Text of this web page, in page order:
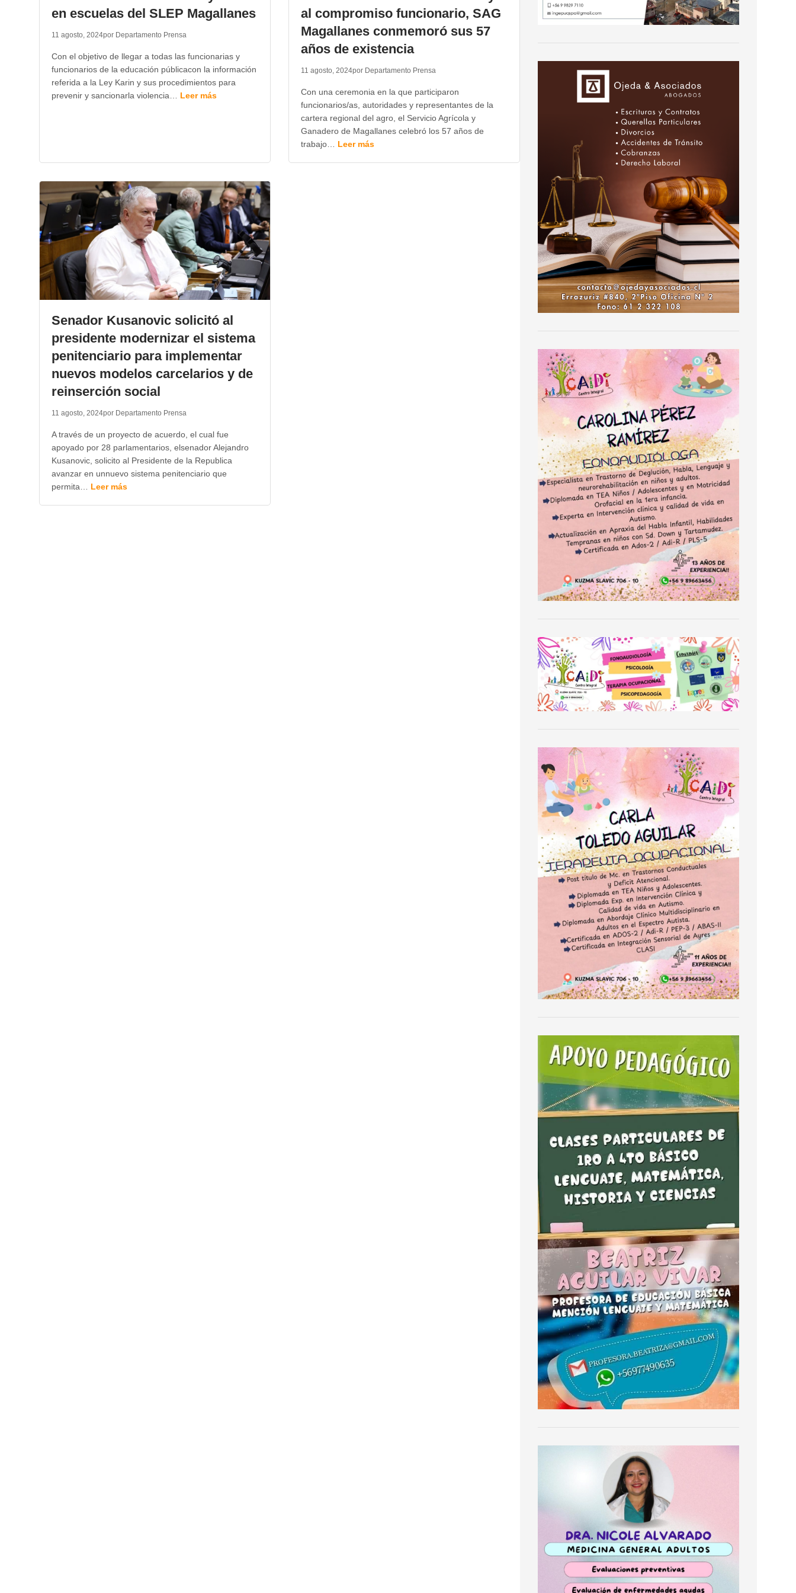
en escuelas del SLEP Magallanes
11 agosto, 2024por Departamento Prensa
Con el objetivo de llegar a todas las funcionarias y
funcionarios de la educación públicacon la información
referida a la Ley Karin y sus procedimientos para
prevenir y sancionarla violencia… Leer más
al compromiso funcionario, SAG
Magallanes conmemoró sus 57
años de existencia
11 agosto, 2024por Departamento Prensa
Con una ceremonia en la que participaron
funcionarios/as, autoridades y representantes de la
cartera regional del agro, el Servicio Agrícola y
Ganadero de Magallanes celebró los 57 años de
trabajo… Leer más
Senador Kusanovic solicitó al
presidente modernizar el sistema
penitenciario para implementar
nuevos modelos carcelarios y de
reinserción social
11 agosto, 2024por Departamento Prensa
A través de un proyecto de acuerdo, el cual fue
apoyado por 28 parlamentarios, elsenador Alejandro
Kusanovic, solicito al Presidente de la Republica
avanzar en unnuevo sistema penitenciario que
permita… Leer más